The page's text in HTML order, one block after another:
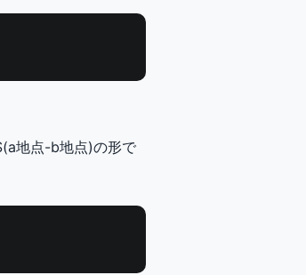
地点-b地点)の形で